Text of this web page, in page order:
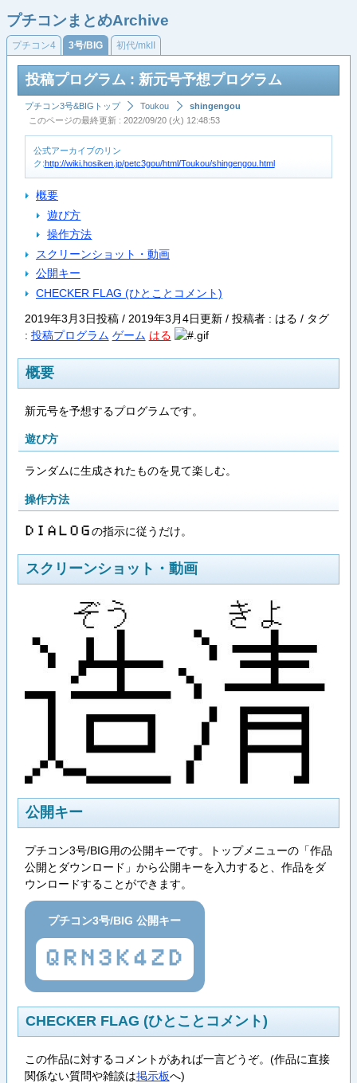
プチコンまとめArchive
プチコン4 3号/BIG 初代/mkII
投稿プログラム : 新元号予想プログラム
プチコン3号&BIGトップ Toukou
shingengou
このページの最終更新 : 2022/09/20 (火) 12:48:53
公式アーカイブのリン
ク:http://wiki.hosiken.jp/petc3gou/html/Toukou/shingengou.html
概要
遊び方
操作方法
スクリーンショット・動画
公開キー
CHECKER FLAG (ひとことコメント)
2019年3月3日投稿 / 2019年3月4日更新 / 投稿者 : はる / タグ
: 投稿プログラム ゲーム はる
概要
新元号を予想するプログラムです。
遊び方
ランダムに生成されたものを見て楽しむ。
操作方法
D​I​A​L​O​G の指示に従うだけ。
スクリーンショット・動画
公開キー
プチコン3号/BIG用の公開キーです。トップメニューの「作品
公開とダウンロード」から公開キーを入力すると、作品をダ
ウンロードすることができます。
プチコン3号/BIG 公開キー
QRN3K4ZD
CHECKER FLAG (ひとことコメント)
この作品に対するコメントがあれば一言どうぞ。(作品に直接
関係ない質問や雑談は掲示板へ)